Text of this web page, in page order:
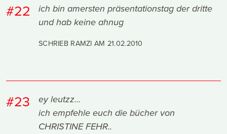
#22
ich bin amersten präsentationstag der dritte
und hab keine ahnug
SCHRIEB RAMZI AM 21.02.2010
#23
ey leutzz…
ich empfehle euch die bücher von
CHRISTINE FEHR..